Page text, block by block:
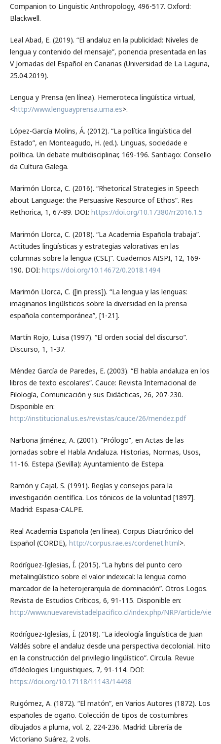
Companion to Linguistic Anthropology, 496-517. Oxford:
Blackwell.
Leal Abad, E. (2019). “El andaluz en la publicidad: Niveles de
lengua y contenido del mensaje”, ponencia presentada en las
V Jornadas del Español en Canarias (Universidad de La Laguna,
25.04.2019).
Lengua y Prensa (en línea). Hemeroteca lingüística virtual,
<http://www.lenguayprensa.uma.es>.
López-García Molins, Á. (2012). “La política lingüística del
Estado”, en Monteagudo, H. (ed.). Linguas, sociedade e
política. Un debate multidisciplinar, 169-196. Santiago: Consello
da Cultura Galega.
Marimón Llorca, C. (2016). “Rhetorical Strategies in Speech
about Language: the Persuasive Resource of Ethos”. Res
Rethorica, 1, 67-89. DOI: https://doi.org/10.17380/rr2016.1.5
Marimón Llorca, C. (2018). “La Academia Española trabaja”.
Actitudes lingüísticas y estrategias valorativas en las
columnas sobre la lengua (CSL)”. Cuadernos AISPI, 12, 169-
190. DOI: https://doi.org/10.14672/0.2018.1494
Marimón Llorca, C. ([in press]). “La lengua y las lenguas:
imaginarios lingüísticos sobre la diversidad en la prensa
española contemporánea”, [1-21].
Martín Rojo, Luisa (1997). “El orden social del discurso”.
Discurso, 1, 1-37.
Méndez García de Paredes, E. (2003). “El habla andaluza en los
libros de texto escolares”. Cauce: Revista Internacional de
Filología, Comunicación y sus Didácticas, 26, 207-230.
Disponible en:
http://institucional.us.es/revistas/cauce/26/mendez.pdf
Narbona Jiménez, A. (2001). “Prólogo”, en Actas de las
Jornadas sobre el Habla Andaluza. Historias, Normas, Usos,
11-16. Estepa (Sevilla): Ayuntamiento de Estepa.
Ramón y Cajal, S. (1991). Reglas y consejos para la
investigación científica. Los tónicos de la voluntad [1897].
Madrid: Espasa-CALPE.
Real Academia Española (en línea). Corpus Diacrónico del
Español (CORDE), http://corpus.rae.es/cordenet.html>.
Rodríguez-Iglesias, Í. (2015). “La hybris del punto cero
metalingüístico sobre el valor indexical: la lengua como
marcador de la heterojerarquía de dominación”. Otros Logos.
Revista de Estudios Críticos, 6, 91-115. Disponible en:
http://www.nuevarevistadelpacifico.cl/index.php/NRP/article/view/
Rodríguez-Iglesias, Í. (2018). “La ideología lingüística de Juan
Valdés sobre el andaluz desde una perspectiva decolonial. Hito
en la construcción del privilegio lingüístico”. Circula. Revue
d’Idéologies Linguistiques, 7, 91-114. DOI:
https://doi.org/10.17118/11143/14498
Ruigómez, A. (1872). “El matón”, en Varios Autores (1872). Los
españoles de ogaño. Colección de tipos de costumbres
dibujados a pluma, vol. 2, 224-236. Madrid: Librería de
Victoriano Suárez, 2 vols.